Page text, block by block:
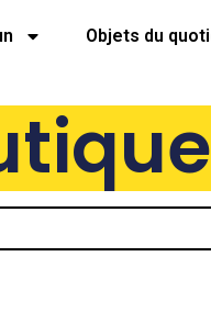
Objets du